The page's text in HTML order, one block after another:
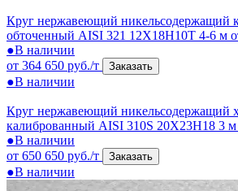
Круг нержавеющий никельсодержащий
обточенный AISI 321 12Х18Н10Т 4-6 м
●В наличии
от 364 650 руб./т
Заказать
●В наличии
Круг нержавеющий никельсодержащий
калиброванный AISI 310S 20Х23Н18 3 м
●В наличии
от 650 650 руб./т
Заказать
●В наличии